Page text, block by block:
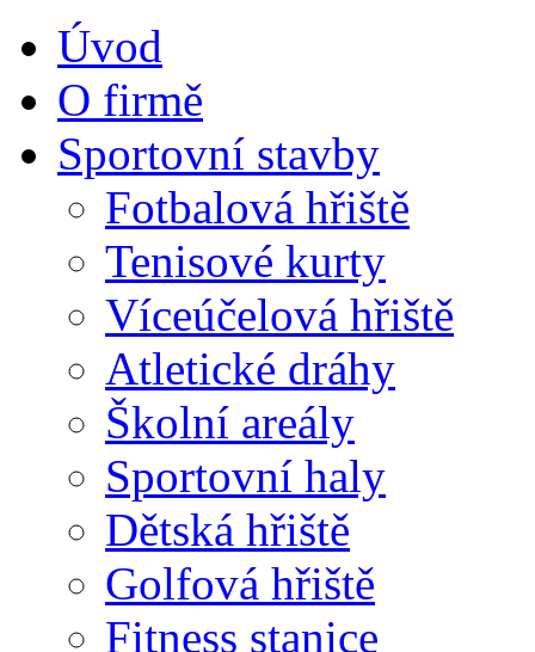
Úvod
O firmě
Sportovní stavby
Fotbalová hřiště
Tenisové kurty
Víceúčelová hřiště
Atletické dráhy
Školní areály
Sportovní haly
Dětská hřiště
Golfová hřiště
Fitness stanice